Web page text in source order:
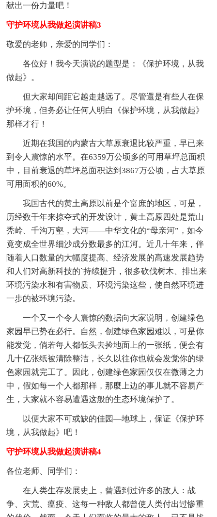
献出一份力量吧！
守护环境从我做起演讲稿3
敬爱的老师，亲爱的同学们：
各位好！我今天演说的题型是：《保护环境，从我
做起》。
但大家却间距它越走越远了。尽管還是有些人在保
护环境，但务必让任何人明白《保护环境，从我做起》
那样才行！
近期在我国的内蒙古大草原衰退比较严重，早已来
到令人震惊的水平。在6359万公顷多的可用草坪总面积
中，目前衰退的草坪总面积达到3867万公顷，占大草原
可用面积的60%。
我国古代的黄土高原以前是个富庶的地区，可是，
历经数千年来掠夺式的开发设计，黄土高原四处是荒山
秃岭、千沟万壑，大河——中华文化的“母亲河”，如今
竟变成全世界细沙成分数最多的江河。近几十年来，伴
随着人口数量的大幅度提高、经济发展的髙速发展趋势
和人们对高新科技的`持续提升，很多砍伐树木、排出来
环境污染水和有害物质、环境污染这些，使自然环境进
一步的被环境污染。
一个又一个令人震惊的数据向大家说明，创建绿色
家园早已势在必行。自然，创建绿色家园难以，可是你
能发觉，倘若每人都低头去捡地面上的一张纸，便会有
几十亿张纸被清除整洁，长久以往你也就会发觉你的绿
色家园就完工了。因此，创建绿色家园仅仅在微薄之力
中，假如每一个人都那样，那麼上边的事儿就不容易产
生，大家就不容易遭遇这般的生态环境保护了。
以便大家不可或缺的佳园—地球上，保证《保护环
境，从我做起》吧！
守护环境从我做起演讲稿4
各位老师、同学们：
在人类生存发展史上，曾遇到过许多的敌人：战
争、灾荒、瘟疫、这每一种敌人都曾使人类付出过惨重